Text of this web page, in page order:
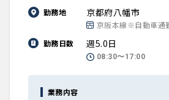
勤務地 京都府八幡市
京阪本線※自動車通
勤務日数
週5.0日
08:30〜17:00
業務内容